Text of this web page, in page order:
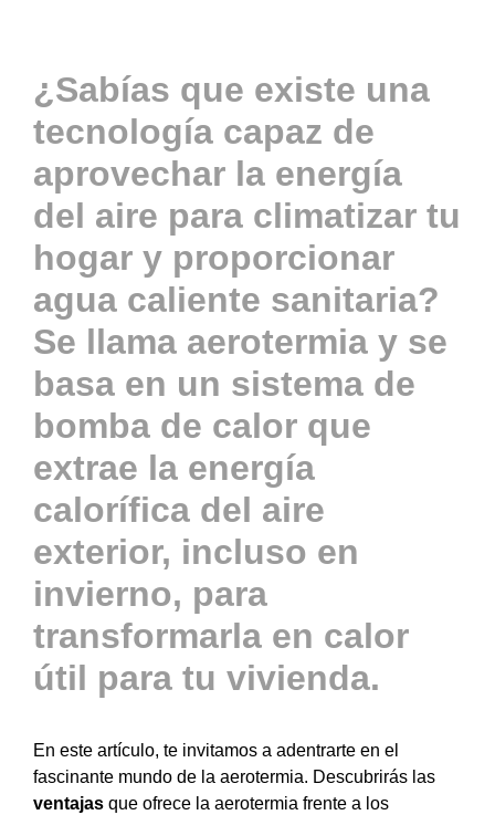
Contacto
ACCESO
¿Sabías que existe una
tecnología capaz de
aprovechar la energía
del aire para climatizar tu
hogar y proporcionar
agua caliente sanitaria?
Se llama aerotermia y se
basa en un sistema de
bomba de calor que
extrae la energía
calorífica del aire
exterior, incluso en
invierno, para
transformarla en calor
útil para tu vivienda.
En este artículo, te invitamos a adentrarte en el
fascinante mundo de la aerotermia. Descubrirás las
ventajas que ofrece la aerotermia frente a los